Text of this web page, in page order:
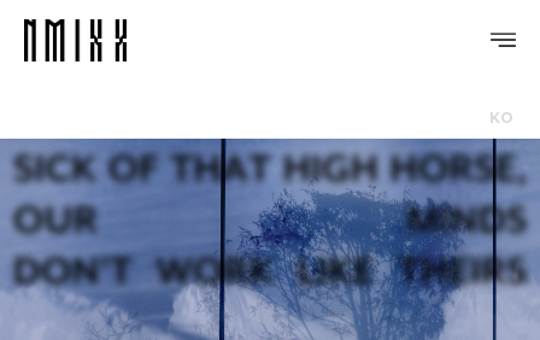
PROFILE
DISCOGRAPHY
GALLERY
VIDEO
KO